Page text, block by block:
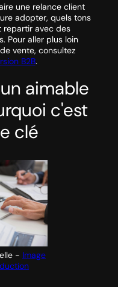
une relance client
adopter, quels tons
repartir avec des
Pour aller plus loin
vente, consultez
B2B.
aimable
c'est
clé
- Image